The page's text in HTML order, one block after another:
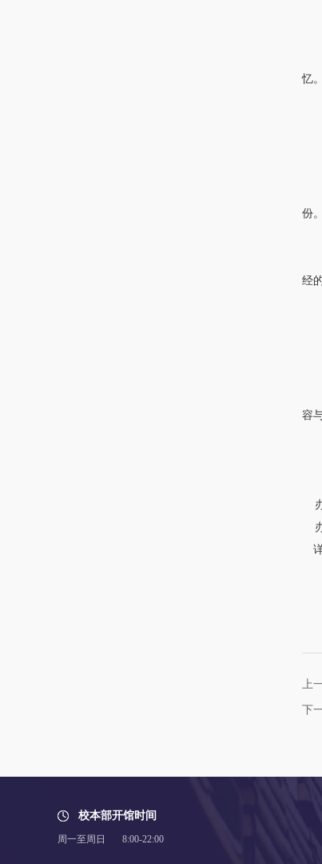
大
离
忆。
拍
活
在
来
欢
份。
夏
经
接
本
活
每
容
一
二
办
办
详
上
下
校本部开馆时间
周一至周日 8:00-22:00